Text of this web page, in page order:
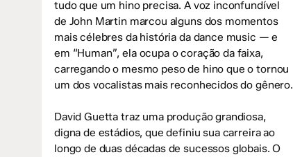
tudo que um hino precisa. A voz inconfundível
de John Martin marcou alguns dos momentos
mais célebres da história da dance music — e
em “Human”, ela ocupa o coração da faixa,
carregando o mesmo peso de hino que o tornou
um dos vocalistas mais reconhecidos do gênero.
David Guetta traz uma produção grandiosa,
digna de estádios, que definiu sua carreira ao
longo de duas décadas de sucessos globais. O